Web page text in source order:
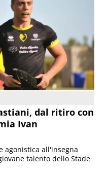
dal ritiro con
Ivan
agonistica all'insegna
talento dello Stade